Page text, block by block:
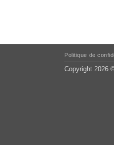
Politique de
Copyright 2026